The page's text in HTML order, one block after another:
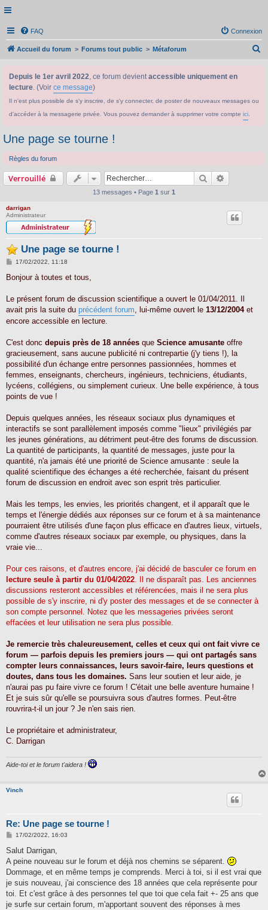
FAQ Connexion
Accueil du forum Forums tout public Métaforum
Depuis le 1er avril 2022, ce forum devientaccessible uniquement en
lecture. (Voir ce message)
Il n'est plus possible de s'y inscrire, de s'y connecter, de poster de nouveaux messages ou
d'accéder à la messagerie privée. Vous pouvez demander à supprimer votre compte ici
Une page se tourne !
Règles du forum
Verrouillé Rechercher
13 messages • Page 1 sur 1
darrigan
Administrateur
Une page se tourne !
M
s
g
17/02/2022, 11:18
Bonjour à toutes et tous,
Le présent forum de discussion scientifique a ouvert le 01/04/2011. Il
avait pris la suite du précédent forum , lui-même ouvert le 13/12/2004et
encore accessible en lecture.
C'est donc depuis près de 18 années que Science amusante offre
gracieusement, sans aucune publicité ni contrepartie (j'y tiens !), la
possibilité d'un échange entre personnes passionnées, hommes et
femmes, enseignants, chercheurs, ingénieurs, techniciens, étudiants,
lycéens, collégiens, ou simplement curieux. Une belle expérience, à tous
points de vue !
Depuis quelques années, les réseaux sociaux plus dynamiques et
interactifs se sont parallèlement imposés comme "lieux" privilégiés par
les jeunes générations, au détriment peut-être des forums de discussion.
La quantité de participants, la quantité de messages, juste pour la
quantité, n'a jamais été une priorité de Science amusante : seule la
qualité scientifique des échanges a été recherchée, faisant du présent
forum de discussion en endroit avec son esprit très particulier.
Mais les temps, les envies, les priorités changent, et il apparaît que le
temps et l'énergie dédiés aux réponses sur ce forum et à sa maintenance
pourraient être utilisés d'une façon plus efficace en d'autres lieux, virtuels,
comme d'autres réseaux sociaux par exemple, ou physiques, dans la
vraie vie...
Pour ces raisons, et d'autres encore, j'ai décidé de basculer ce forum en
lecture seule à partir du 01/04/2022 . Il ne disparaît pas. Les anciennes
discussions resteront accessibles et référencées, mais il ne sera plus
possible de s'y inscrire, ni d'y poster des messages et de se connecter à
son compte personnel. Notez que les messageries privées seront
effacées et leur utilisation ne sera plus possible.
Je remercie très chaleureusement, celles et ceux qui ont fait vivre ce
forum — parfois depuis les premiers jours — qui ont partagés sans
compter leurs connaissances, leurs savoir-faire, leurs questions et
doutes, dans tous les domaines. Sans leur soutien et leur aide, je
n'aurai pas pu faire vivre ce forum ! C'était une belle aventure humaine !
Et je suis sûr qu'elle se poursuivra sous d'autres formes. Peut-être
rouvrira-t-il un jour ? Je n'en sais rien.
Le propriétaire et administrateur,
C. Darrigan
Aide-toi et le forum t'aidera !
Vinch
Re: Une page se tourne !
M
s
a
g
17/02/2022, 16:03
Salut Darrigan,
A peine nouveau sur le forum et déjà nos chemins se séparent.
Dommage, et en même temps je comprends. Merci à toi, si il est vrai que
je suis nouveau, j'ai conscience des 18 années que cela représente pour
toi. Et c'est grâce à des personnes tel que toi que cela fait +- 25 ans que
je surfe sur certain forum, m'apportant souvent des réponses à mes